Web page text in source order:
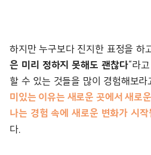
하지만 누구보다 진지한 표정을 하
은 미리 정하지 못해도 괜찮다“라
할 수 있는 것들을 많이 경험해보라
미있는 이유는 새로운 곳에서 새로
나는 경험 속에 새로운 변화가 시
다.